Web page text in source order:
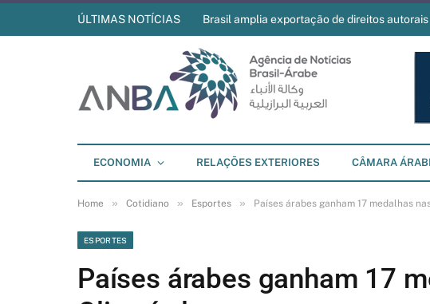
ÚLTIMAS NOTÍCIAS Brasil amplia exportação de direitos autorais
ECONOMIA RELAÇÕES EXTERIORES CÂMARA
Home » Cotidiano » Esportes » Países árabes ganham 17 medalhas
ESPORTES
Países árabes ganham 17